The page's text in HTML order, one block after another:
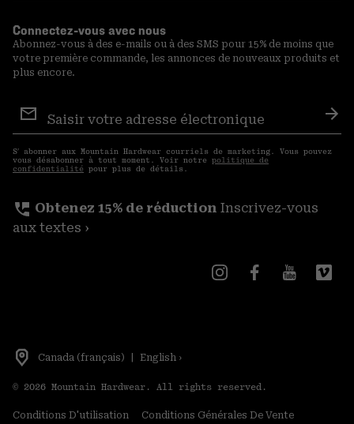
Connectez-vous avec nous
Abonnez-vous à des e-mails ou à des SMS pour 15% de moins que
votre première commande, les annonces de nouveaux produits et
plus encore.
aux
courriels
S′ abonner aux Mountain Hardwear courriels de marketing. Vous pouvez
vous désabonner à tout moment. Voir notre politique de
confidentialité pour plus de détails.
perm_phone_msg Obtenez 15% de réduction Inscrivez-vous
aux textes ›
Canada (français) English ›
© 2026 Mountain Hardwear. All rights reserved.
Conditions D'utilisation Conditions Générales De Vente